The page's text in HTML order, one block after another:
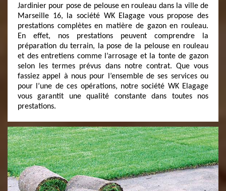
Jardinier pour pose de pelouse en rouleau dans la ville de
Marseille 16, la société WK Elagage vous propose des
prestations complètes en matière de gazon en rouleau.
En effet, nos prestations peuvent comprendre la
préparation du terrain, la pose de la pelouse en rouleau
et des entretiens comme l’arrosage et la tonte de gazon
selon les termes prévus dans notre contrat. Que vous
fassiez appel à nous pour l’ensemble de ses services ou
pour l’une de ces opérations, notre société WK Elagage
vous garantit une qualité constante dans toutes nos
prestations.